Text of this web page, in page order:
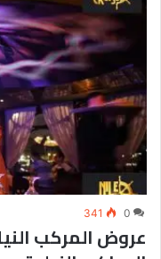
0
341